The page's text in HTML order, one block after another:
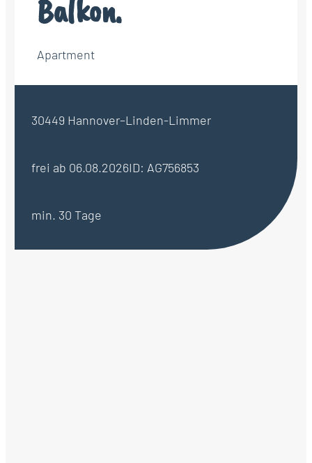
Balkon.
Apartment
30449 Hannover–Linden-Limmer
frei ab 06.08.2026ID: AG756853
min. 30 Tage